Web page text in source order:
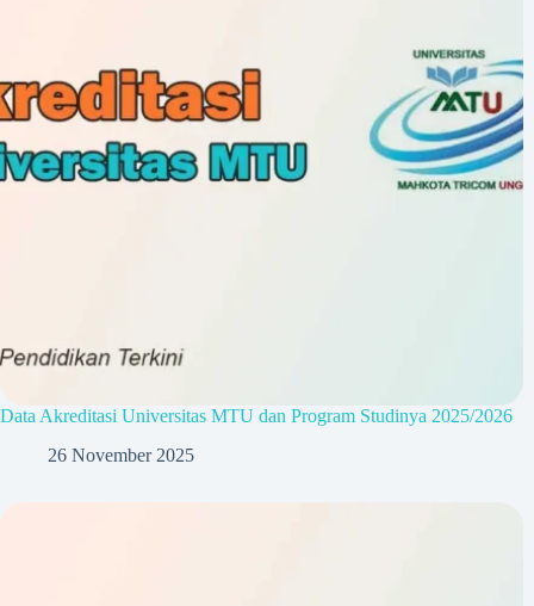
Data Akreditasi Universitas MTU dan Program Studinya 2025/2026
26 November 2025